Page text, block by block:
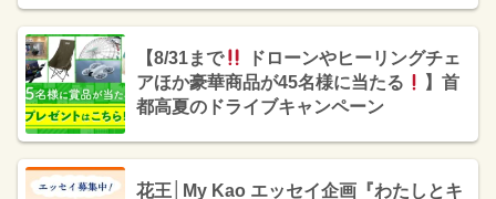
【8/31まで
ドローンやヒーリングチェ
アほか豪華商品が45名様に当たる
】首
都高夏のドライブキャンペーン
花王│My Kao エッセイ企画『わたしとキ